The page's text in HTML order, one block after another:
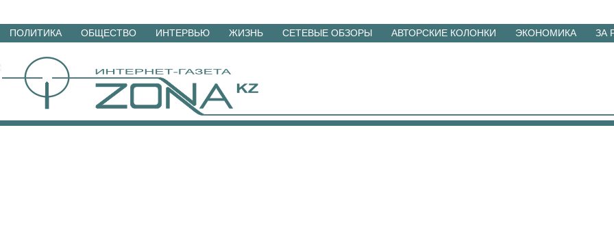
Перейти
материалам
ПОЛИТИКА ОБЩЕСТВО ИНТЕРВЬЮ ЖИЗНЬ СЕТЕВЫЕ ОБЗОРЫ АВТОРСКИЕ КОЛОНКИ ЭКОНОМИКА ЗА